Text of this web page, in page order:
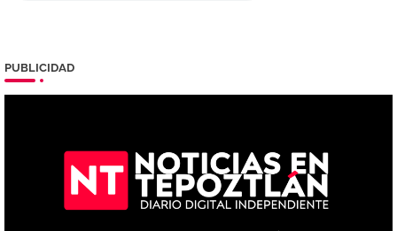
PUBLICIDAD